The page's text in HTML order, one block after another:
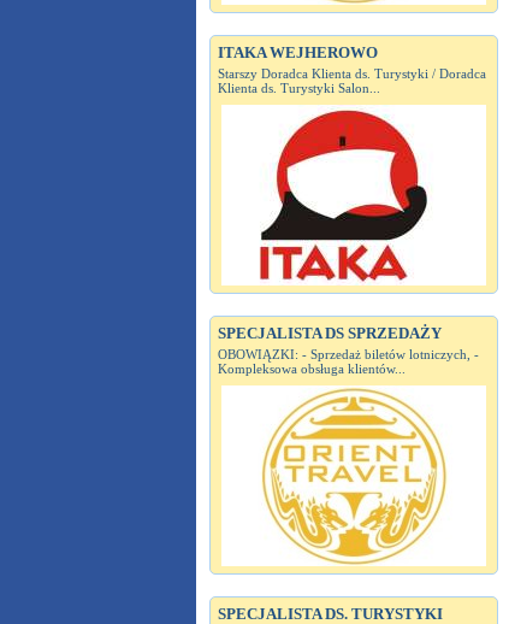
ITAKA WEJHEROWO
Starszy Doradca Klienta ds. Turystyki / Doradca
Klienta ds. Turystyki Salon...
SPECJALISTA DS SPRZEDAŻY
OBOWIĄZKI: - Sprzedaż biletów lotniczych, -
Kompleksowa obsługa klientów...
SPECJALISTA DS. TURYSTYKI